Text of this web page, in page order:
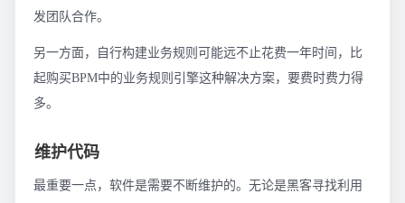
发团队合作。
另一方面，自行构建业务规则可能远不止花费一年时间，比
起购买BPM中的业务规则引擎这种解决方案，要费时费力得
多。
维护代码
最重要一点，软件是需要不断维护的。无论是黑客寻找利用